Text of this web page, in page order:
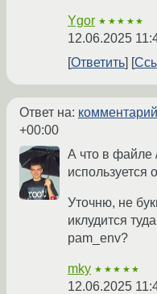
Ygor ★★★★★
12.06.2025
Ответить
Ответ на: комментарий
+00:00
А что в файле
используется
Уточню, не
иклудится
pam_env?
mky ★★★★★
12.06.2025